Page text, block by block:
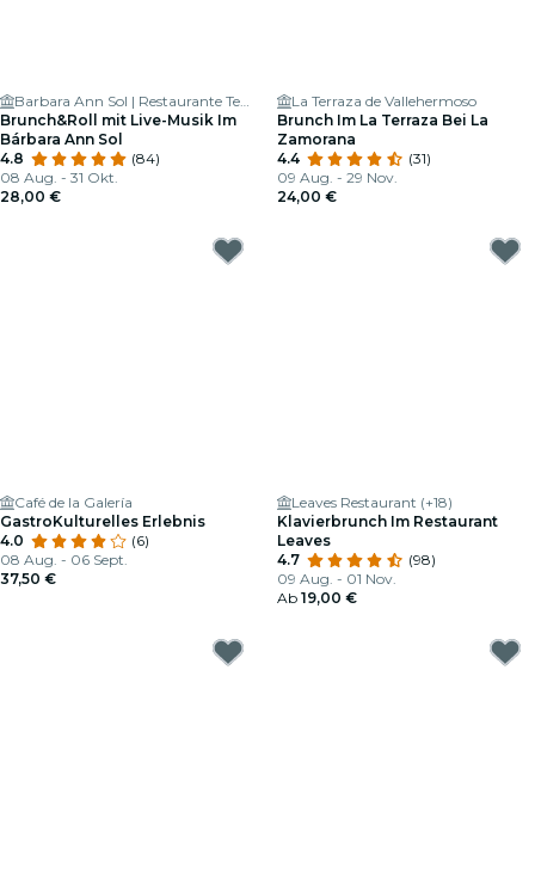
Barbara Ann Sol | Restaurante Temático Madrid
Brunch&Roll mit Live-Musik Im
Bárbara Ann Sol
4.8
(84)
08 Aug. - 31 Okt.
28,00 €
La Terraza de Vallehermoso
Brunch Im La Terraza Bei La
Zamorana
4.4
(31)
09 Aug. - 29 Nov.
24,00 €
Café de la Galería
GastroKulturelles Erlebnis
4.0
(6)
08 Aug. - 06 Sept.
37,50 €
Leaves Restaurant (+18)
Klavierbrunch Im Restaurant
Leaves
4.7
(98)
09 Aug. - 01 Nov.
Ab 19,00 €